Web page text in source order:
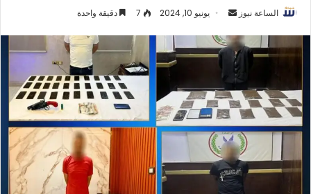
الساعة نيوز
أرسل
إلكترونيا
يونيو 10, 2024 7 دقيقة واحدة